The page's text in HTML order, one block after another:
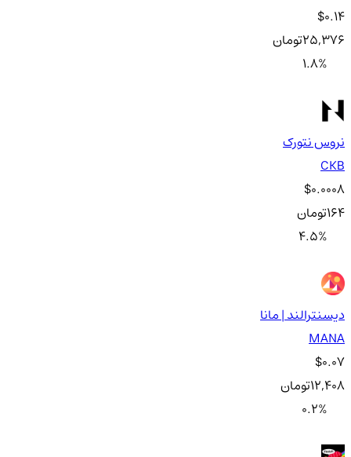
$0.14
25,376تومان
1.8%
نروس نتورک
CKB
$0.0008
164تومان
4.5%
دیسنترالند | مانا
MANA
$0.07
12,408تومان
0.2%